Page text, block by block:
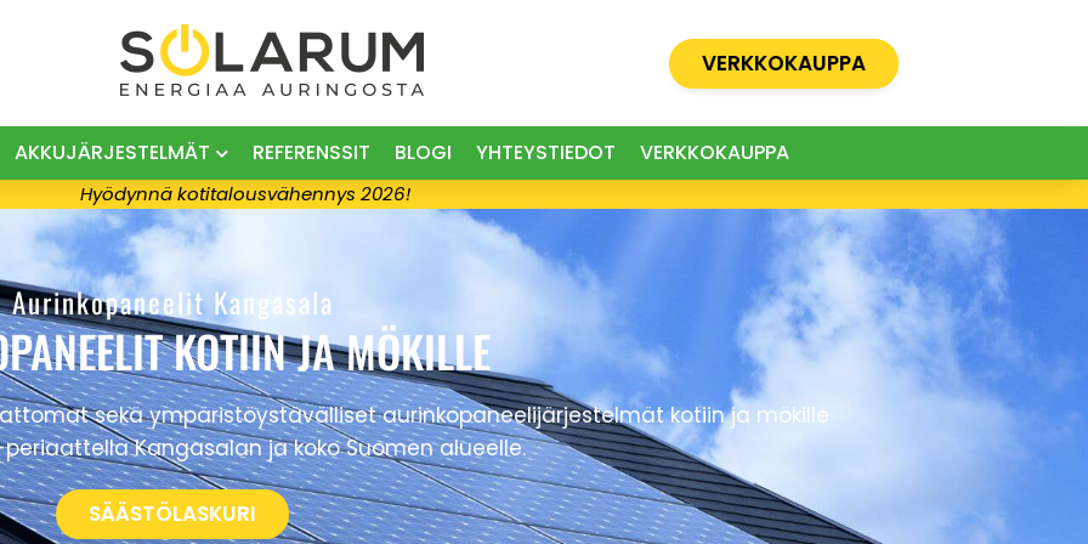
VERKKOKAUPPA
AKKUJÄRJESTELMÄT REFERENSSIT BLOGI YHTEYSTIEDOT VERKKOKAUPPA
Hyödynnä kotitalousvähennys 2026!
Aurinkopaneelit Kangasala
KOTIIN JA MÖKILLE
sekä ympäristöystävälliset aurinkopaneelijärjestelmät kotiin ja mökille
Kangasalan ja koko Suomen alueelle.
SÄÄSTÖLASKURI